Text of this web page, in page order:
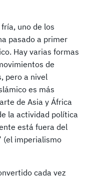
uno de los
pasado a primer
Hay varias formas
de
pero a nivel
es más
de Asia y África
la actividad política
está fuera del
(el imperialismo
cada vez